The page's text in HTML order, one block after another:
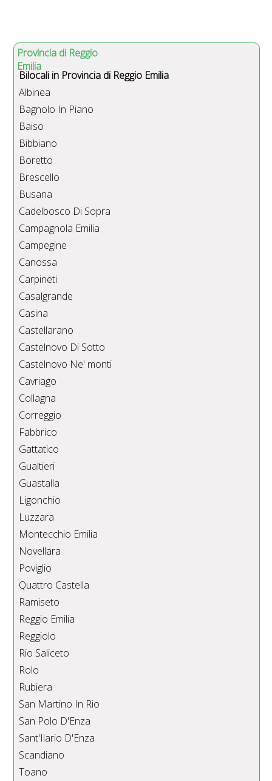
Provincia di Reggio
Emilia
Bilocali in Provincia di Reggio Emilia
Albinea
Bagnolo In Piano
Baiso
Bibbiano
Boretto
Brescello
Busana
Cadelbosco Di Sopra
Campagnola Emilia
Campegine
Canossa
Carpineti
Casalgrande
Casina
Castellarano
Castelnovo Di Sotto
Castelnovo Ne' monti
Cavriago
Collagna
Correggio
Fabbrico
Gattatico
Gualtieri
Guastalla
Ligonchio
Luzzara
Montecchio Emilia
Novellara
Poviglio
Quattro Castella
Ramiseto
Reggio Emilia
Reggiolo
Rio Saliceto
Rolo
Rubiera
San Martino In Rio
San Polo D'Enza
Sant'Ilario D'Enza
Scandiano
Toano